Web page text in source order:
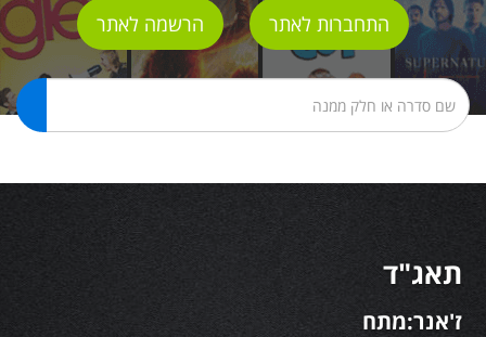
התחברות לאתר הרשמה לאתר
תאג"ד
ז'אנר:מתח